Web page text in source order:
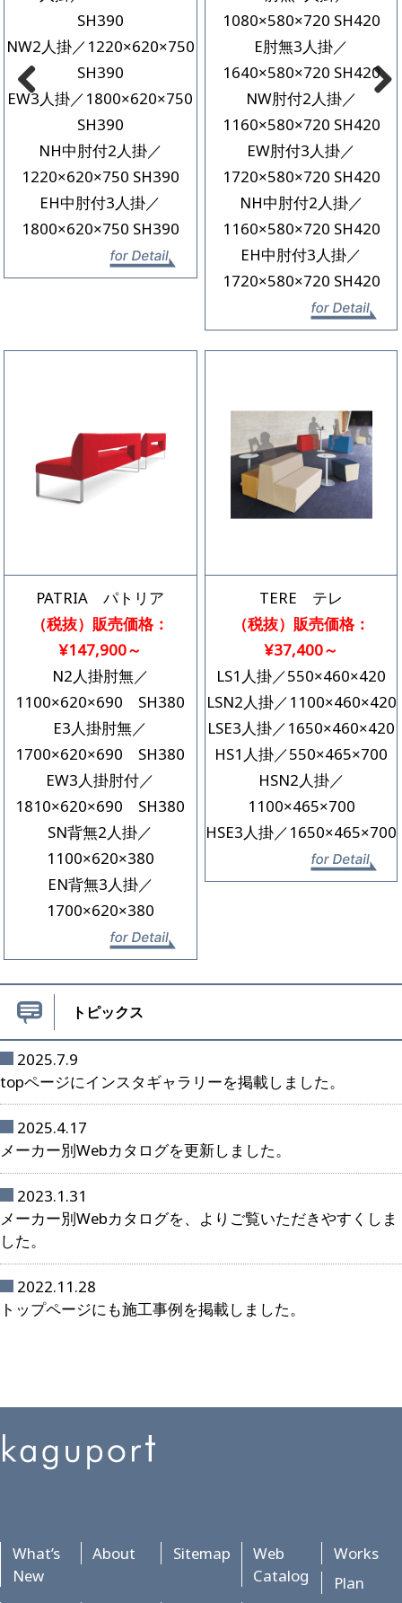
Next
SH390
NW2人掛／1220×620×750
SH390
EW3人掛／1800×620×750
SH390
NH中肘付2人掛／
1220×620×750 SH390
EH中肘付3人掛／
1800×620×750 SH390
詳細を見る
1080×580×720 SH420
E肘無3人掛／
1640×580×720 SH420
NW肘付2人掛／
1160×580×720 SH420
EW肘付3人掛／
1720×580×720 SH420
NH中肘付2人掛／
1160×580×720 SH420
EH中肘付3人掛／
1720×580×720 SH420
PATRIA パトリア
（税抜）販売価格：
¥147,900～
N2人掛肘無／
1100×620×690 SH380
E3人掛肘無／
1700×620×690 SH380
EW3人掛肘付／
1810×620×690 SH380
SN背無2人掛／
1100×620×380
EN背無3人掛／
1700×620×380
TERE テレ
（税抜）販売価格：
¥37,400～
LS1人掛／550×460×420
LSN2人掛／1100×460×420
LSE3人掛／1650×460×420
HS1人掛／550×465×700
HSN2人掛／
1100×465×700
HSE3人掛／1650×465×700
トピックス
2025.7.9
topページにインスタギャラリーを掲載しました。
2025.4.17
メーカー別Webカタログを更新しました。
2023.1.31
メーカー別Webカタログを、よりご覧いただきやすくしま
した。
2022.11.28
トップページにも施工事例を掲載しました。
メーカー別カタログにオフィス家具を追加しました。
2021.06.22
クレス商品明細を掲載いたしました（カタログ未掲載品含
What’s
New
About Sitemap
Web
Catalog
Works
Plan